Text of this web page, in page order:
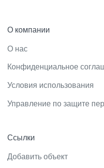
О компании
О нас
Конфиденциальное
Условия использования
Управление по защите
Ссылки
Добавить объект